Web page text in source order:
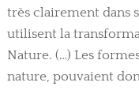
très clairement dans
utilisent la
Nature. (…) Les
nature, pouvaient